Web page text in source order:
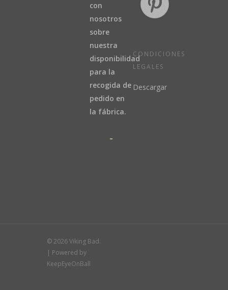
con
nosotros
sobre
nuestra
disponibilidad
para la
recogida de
pedido en
la fábrica.
CONDICIONES
LEGALES
Descargar
© 2026 Viking Bad.
| Powered by
KeepEyeOnBall